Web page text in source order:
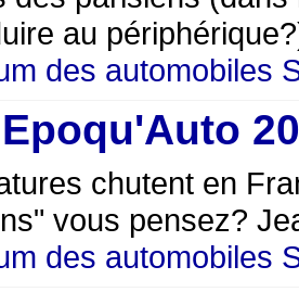
au
des automobiles
chutent en
vous pensez?
des automobiles